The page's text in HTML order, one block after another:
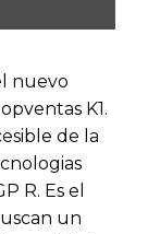
nuevo
K1.
de la
R. Es el
un